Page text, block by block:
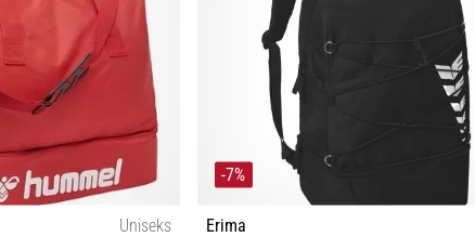
Uniseks
-7%
Erima